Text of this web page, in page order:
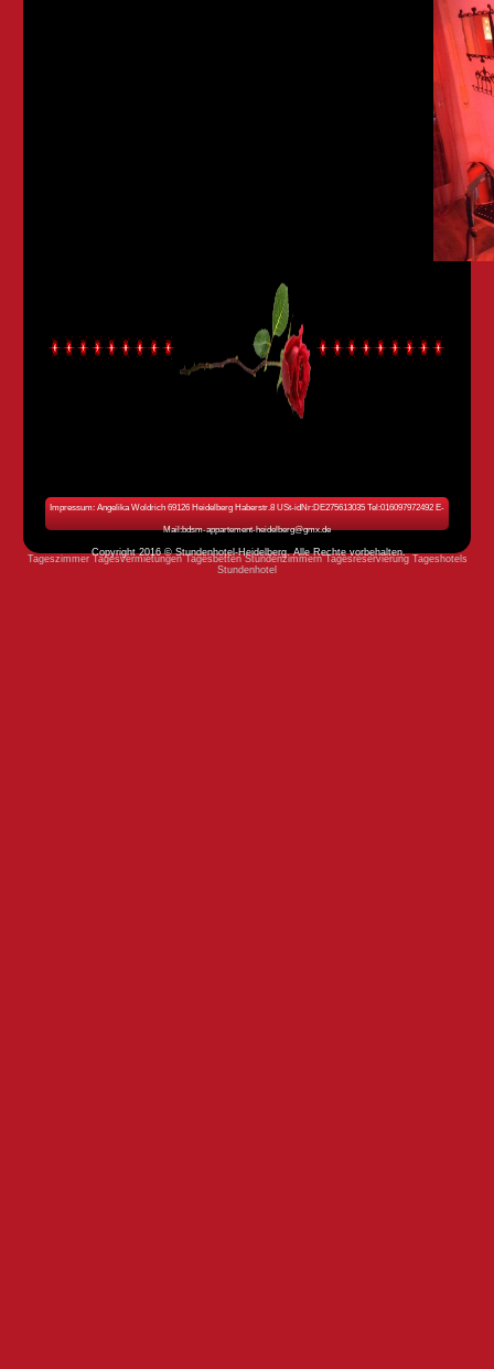
Impressum: Angelika Woldrich 69126 Heidelberg Haberstr.8 USt-idNr:DE275613035 Tel:016097972492 E-
Mail:bdsm-appartement-heidelberg@gmx.de
Copyright 2016 © Stundenhotel-Heidelberg. Alle Rechte vorbehalten.
Tageszimmer Tagesvermietungen Tagesbetten Stundenzimmern Tagesreservierung Tageshotels
Stundenhotel